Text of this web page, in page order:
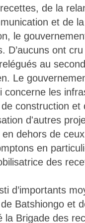
de la
et de
le
D’aucuns ont
au
Le
concerne les
construction et
d'autres
dehors de
en
des
d’importants
Batshiongo et
la Brigade des